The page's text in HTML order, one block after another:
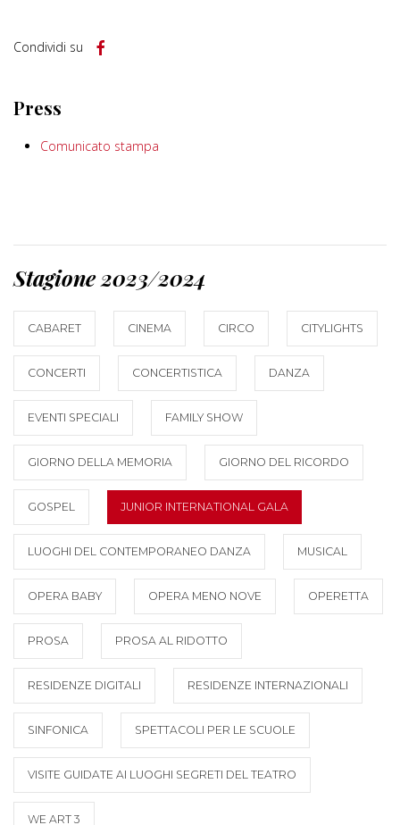
Condividi su
Press
Comunicato stampa
Stagione 2023/2024
CABARET CINEMA CIRCO CITYLIGHTS
CONCERTI CONCERTISTICA DANZA
EVENTI SPECIALI FAMILY SHOW
GIORNO DELLA MEMORIA GIORNO DEL RICORDO
GOSPEL JUNIOR INTERNATIONAL GALA
LUOGHI DEL CONTEMPORANEO DANZA MUSICAL
OPERA BABY OPERA MENO NOVE OPERETTA
PROSA PROSA AL RIDOTTO
RESIDENZE DIGITALI RESIDENZE INTERNAZIONALI
SINFONICA SPETTACOLI PER LE SCUOLE
VISITE GUIDATE AI LUOGHI SEGRETI DEL TEATRO
WE ART 3